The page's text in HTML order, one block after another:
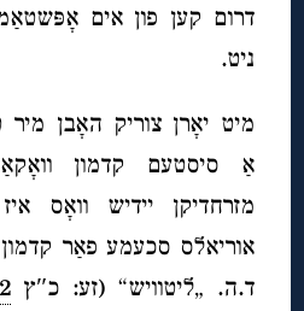
דרום קען פון אים
ניט.
מיט יאָרן צוריק האָבן
אַ סיסטעם קדמון
מזרחדיקן יידיש וואָס
אוריאלס סכעמע פאַר
ד.ה. „ליטוויש“ (זע: כ″ץ